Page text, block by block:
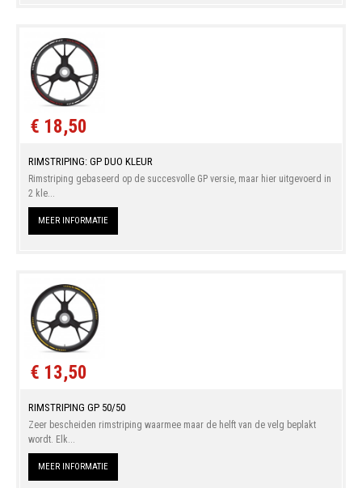
€ 18,50
RIMSTRIPING: GP DUO KLEUR
Rimstriping gebaseerd op de succesvolle GP versie, maar hier uitgevoerd in
2 kle...
MEER INFORMATIE
€ 13,50
RIMSTRIPING GP 50/50
Zeer bescheiden rimstriping waarmee maar de helft van de velg beplakt
wordt. Elk...
MEER INFORMATIE